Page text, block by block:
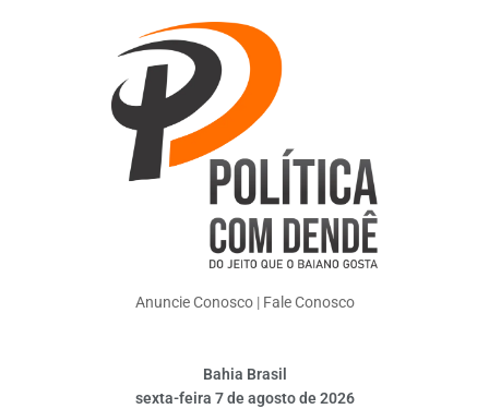
Anuncie Conosco| Fale Conosco
Bahia Brasil
sexta-feira 7 de agosto de 2026